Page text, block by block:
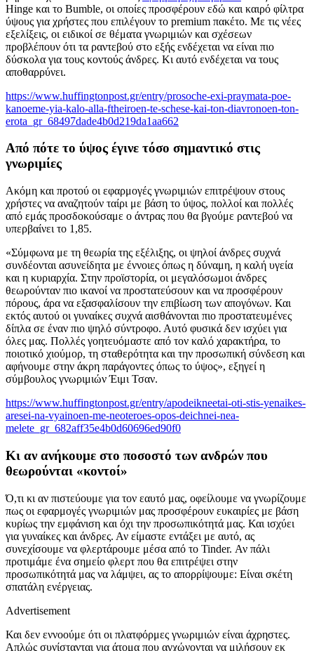
Hinge και το Bumble, οι οποίες προσφέρουν εδώ και καιρό φίλτρα
ύψους για χρήστες που επιλέγουν το premium πακέτο. Με τις νέες
εξελίξεις, οι ειδικοί σε θέματα γνωριμιών και σχέσεων
προβλέπουν ότι τα ραντεβού στο εξής ενδέχεται να είναι πιο
δύσκολα για τους κοντούς άνδρες. Κι αυτό ενδέχεται να τους
αποθαρρύνει.
https://www.huffingtonpost.gr/entry/prosoche-exi-praymata-poe-
kanoeme-yia-kalo-alla-ftheiroen-te-schese-kai-ton-diavronoen-ton-
erota_gr_68497dade4b0d219da1aa662
Από πότε το ύψος έγινε τόσο σημαντικό στις
γνωριμίες
Ακόμη και προτού οι εφαρμογές γνωριμιών επιτρέψουν στους
χρήστες να αναζητούν ταίρι με βάση το ύψος, πολλοί και πολλές
από εμάς προσδοκούσαμε ο άντρας που θα βγούμε ραντεβού να
υπερβαίνει το 1,85.
«Σύμφωνα με τη θεωρία της εξέλιξης, οι ψηλοί άνδρες συχνά
συνδέονται ασυνείδητα με έννοιες όπως η δύναμη, η καλή υγεία
και η κυριαρχία. Στην προϊστορία, οι μεγαλόσωμοι άνδρες
θεωρούνταν πιο ικανοί να προστατεύσουν και να προσφέρουν
πόρους, άρα να εξασφαλίσουν την επιβίωση των απογόνων. Και
εκτός αυτού οι γυναίκες συχνά αισθάνονται πιο προστατευμένες
δίπλα σε έναν πιο ψηλό σύντροφο. Αυτό φυσικά δεν ισχύει για
όλες μας. Πολλές γοητευόμαστε από τον καλό χαρακτήρα, το
ποιοτικό χιούμορ, τη σταθερότητα και την προσωπική σύνδεση και
αφήνουμε στην άκρη παράγοντες όπως το ύψος», εξηγεί η
σύμβουλος γνωριμιών Έιμι Τσαν.
https://www.huffingtonpost.gr/entry/apodeikneetai-oti-stis-yenaikes-
aresei-na-vyainoen-me-neoteroes-opos-deichnei-nea-
melete_gr_682aff35e4b0d60696ed90f0
Κι αν ανήκουμε στο ποσοστό των ανδρών που
θεωρούνται «κοντοί»
Ό,τι κι αν πιστεύουμε για τον εαυτό μας, οφείλουμε να γνωρίζουμε
πως οι εφαρμογές γνωριμιών μας προσφέρουν ευκαιρίες με βάση
κυρίως την εμφάνιση και όχι την προσωπικότητά μας. Και ισχύει
για γυναίκες και άνδρες. Αν είμαστε εντάξει με αυτό, ας
συνεχίσουμε να φλερτάρουμε μέσα από το Tinder. Αν πάλι
προτιμάμε ένα σημείο φλερτ που θα επιτρέψει στην
προσωπικότητά μας να λάμψει, ας το απορρίψουμε: Είναι σκέτη
σπατάλη ενέργειας.
Advertisement
Και δεν εννοούμε ότι οι πλατφόρμες γνωριμιών είναι άχρηστες.
Απλώς συνίστανται για άτομα που αγχώνονται να μιλήσουν εκ